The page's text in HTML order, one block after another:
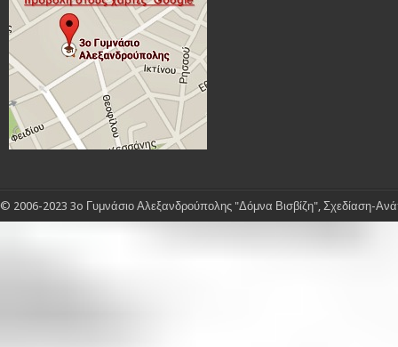
© 2006-2023 3o Γυμνάσιο Αλεξανδρούπολης "Δόμνα Βισβίζη", Σχεδίαση-